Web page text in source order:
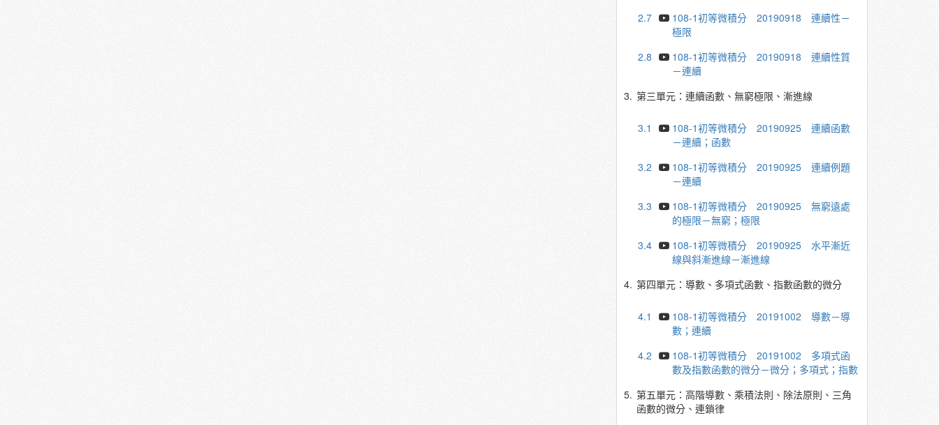
2.7
108-1初等微積分 20190918 連續性－
極限
2.8
108-1初等微積分 20190918 連續性質
－連續
3. 第三單元：連續函數、無窮極限、漸進線
3.1
108-1初等微積分 20190925 連續函數
－連續；函數
3.2
108-1初等微積分 20190925 連續例題
－連續
3.3
108-1初等微積分 20190925 無窮遠處
的極限－無窮；極限
3.4
108-1初等微積分 20190925 水平漸近
線與斜漸進線－漸進線
4. 第四單元：導數、多項式函數、指數函數的微分
4.1
108-1初等微積分 20191002 導數－導
數；連續
4.2
108-1初等微積分 20191002 多項式函
數及指數函數的微分－微分；多項式；指數
5. 第五單元：高階導數、乘積法則、除法原則、三角
函數的微分、連鎖律